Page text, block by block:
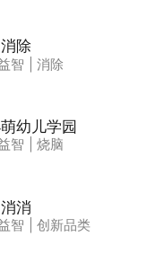
除
智 消除
幼儿学园
智 烧脑
消
智 创新品类